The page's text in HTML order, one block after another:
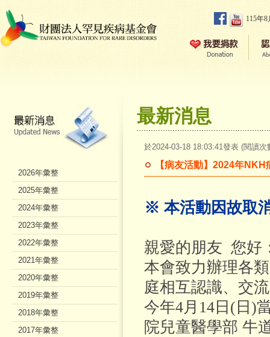
115年
最新消息
於2024-03-18 18:03:41發表 (閱讀次
【病友活動】2024年
※ 本活動因故取
親愛的朋友 您好
本會致力辦理各
庭相互認識、交
今年4月14日(日)
院兒童醫學部 牛
2026年彙整
2025年彙整
2024年彙整
2023年彙整
2022年彙整
2021年彙整
2020年彙整
2019年彙整
2018年彙整
2017年彙整